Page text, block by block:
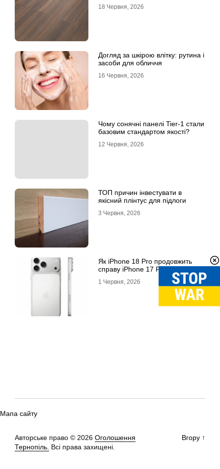
18 Червня, 2026
Догляд за шкірою влітку: рутина і
засоби для обличчя
16 Червня, 2026
Чому сонячні панелі Tier-1 стали
базовим стандартом якості?
12 Червня, 2026
ТОП причин інвестувати в
якісний плінтус для підлоги
3 Червня, 2026
Як iPhone 18 Pro продовжить
справу iPhone 17 Pro Max
1 Червня, 2026
Мапа сайту
Авторське право © 2026 Оголошення
Тернопіль. Всі права захищені.
Вгору ↑